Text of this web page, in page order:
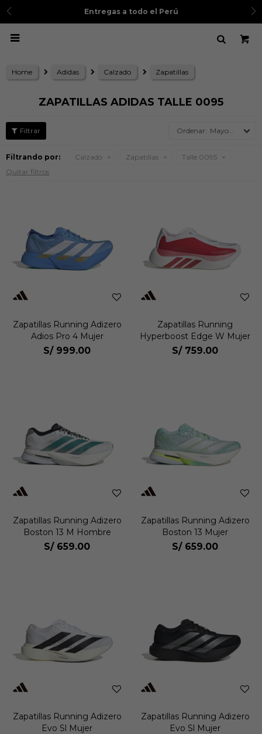
Entregas a todo el Perú

Home Adidas Calzado Zapatillas
ZAPATILLAS ADIDAS TALLE 0095
Mayor precio
Filtrando por: Calzado Zapatillas
Talle 0095
Quitar filtros
Zapatillas Running Adizero
Adios Pro 4 Mujer
S/ 999.00
Zapatillas Running
Hyperboost Edge W Mujer
S/ 759.00
Zapatillas Running Adizero
Boston 13 M Hombre
S/ 659.00
Zapatillas Running Adizero
Boston 13 Mujer
S/ 659.00
Zapatillas Running Adizero
Evo Sl Mujer
Zapatillas Running Adizero
Evo Sl Mujer